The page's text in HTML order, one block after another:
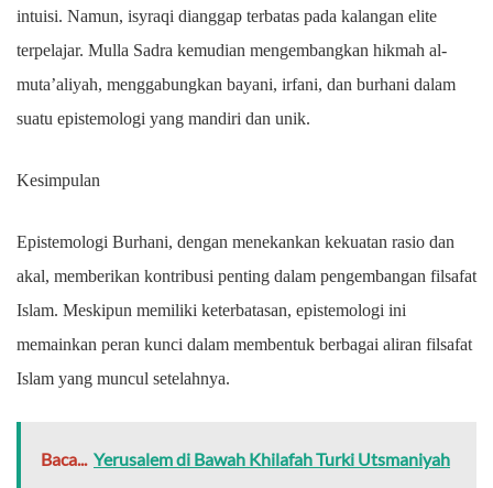
intuisi. Namun, isyraqi dianggap terbatas pada kalangan elite
terpelajar. Mulla Sadra kemudian mengembangkan hikmah al-
muta’aliyah, menggabungkan bayani, irfani, dan burhani dalam
suatu epistemologi yang mandiri dan unik.
Kesimpulan
Epistemologi Burhani, dengan menekankan kekuatan rasio dan
akal, memberikan kontribusi penting dalam pengembangan filsafat
Islam. Meskipun memiliki keterbatasan, epistemologi ini
memainkan peran kunci dalam membentuk berbagai aliran filsafat
Islam yang muncul setelahnya.
Baca... Yerusalem di Bawah Khilafah Turki Utsmaniyah